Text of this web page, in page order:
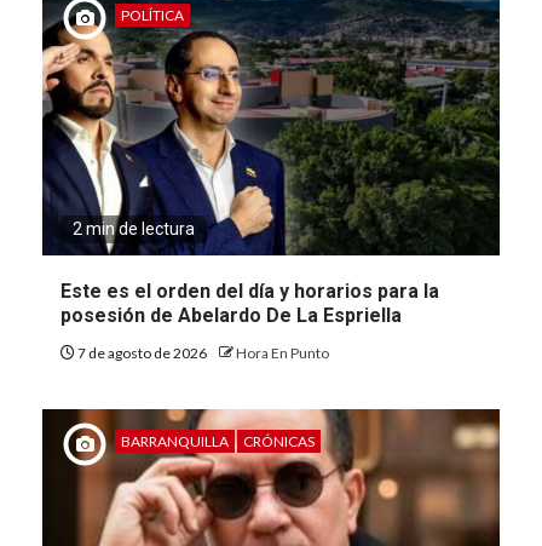
POLÍTICA
2 min de lectura
Este es el orden del día y horarios para la
posesión de Abelardo De La Espriella
7 de agosto de 2026 Hora En Punto
BARRANQUILLA CRÓNICAS